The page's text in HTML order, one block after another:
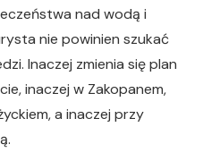
nad wodą i
nie powinien szukać
Inaczej zmienia się plan
inaczej w Zakopanem,
a inaczej przy